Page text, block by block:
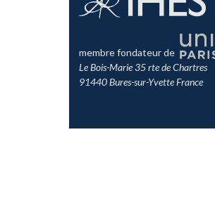
membre fondateur de
Le Bois-Marie 35 rte de Chartres
91440 Bures-sur-Yvette France